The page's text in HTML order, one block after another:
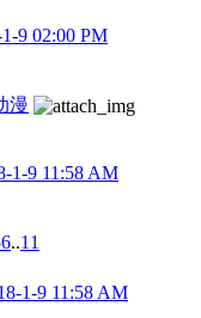
9 02:00 PM
漫
1-9 11:58 AM
6..11
1-9 11:58 AM